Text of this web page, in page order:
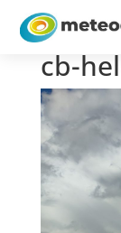
cb-